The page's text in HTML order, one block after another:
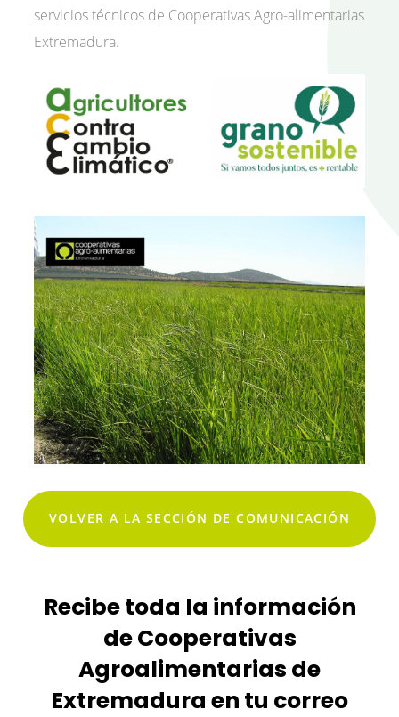
servicios técnicos de Cooperativas Agro-alimentarias
Extremadura.
VOLVER A LA SECCIÓN DE COMUNICACIÓN
Recibe toda la información
de Cooperativas
Agroalimentarias de
Extremadura en tu correo